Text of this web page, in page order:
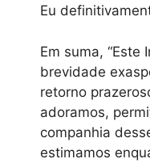
Eu
Em suma, “Este
brevidade
retorno
adoramos,
companhia
estimamos